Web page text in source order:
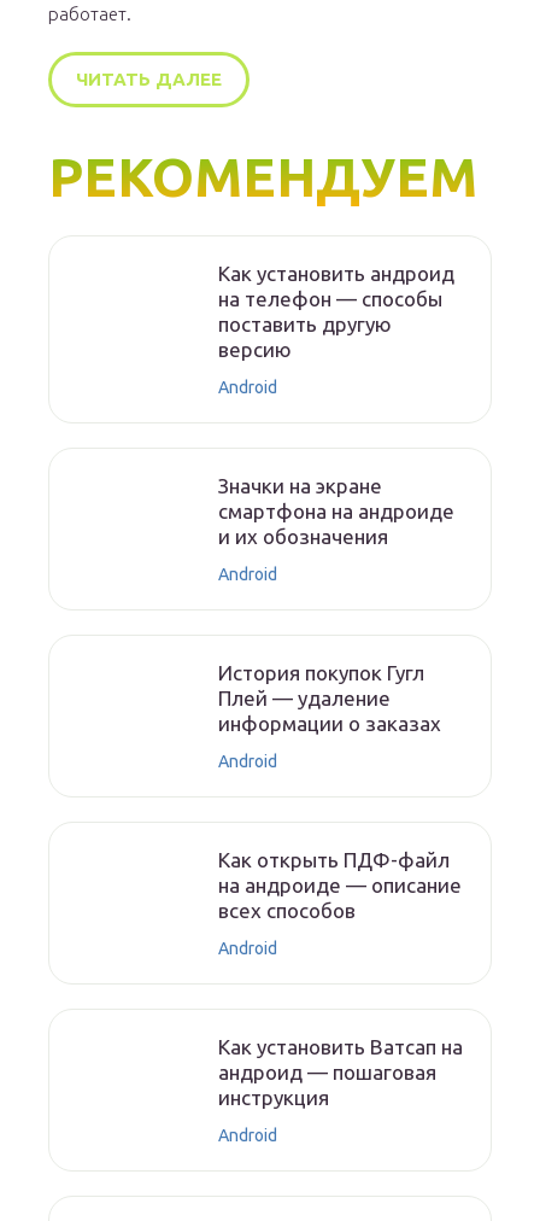
работает.
ЧИТАТЬ ДАЛЕЕ
РЕКОМЕНДУЕМ
Как установить андроид
на телефон — способы
поставить другую
версию
Android
Значки на экране
смартфона на андроиде
и их обозначения
Android
История покупок Гугл
Плей — удаление
информации о заказах
Android
Как открыть ПДФ-файл
на андроиде — описание
всех способов
Android
Как установить Ватсап на
андроид — пошаговая
инструкция
Android